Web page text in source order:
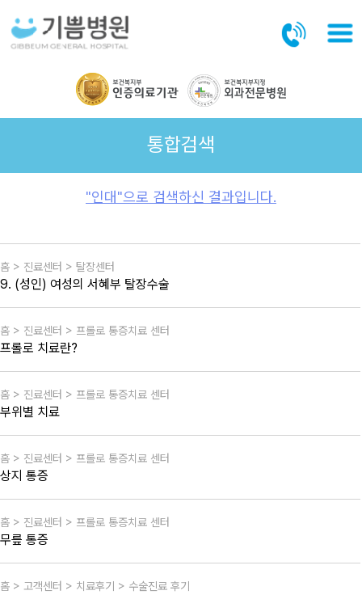
통합검색
"인대"으로 검색하신 결과입니다.
홈 > 진료센터 > 탈장센터
9. (성인) 여성의 서혜부 탈장수술
홈 > 진료센터 > 프롤로 통증치료 센터
프롤로 치료란?
홈 > 진료센터 > 프롤로 통증치료 센터
부위별 치료
홈 > 진료센터 > 프롤로 통증치료 센터
상지 통증
홈 > 진료센터 > 프롤로 통증치료 센터
무릎 통증
홈 > 고객센터 > 치료후기 > 수술진료 후기